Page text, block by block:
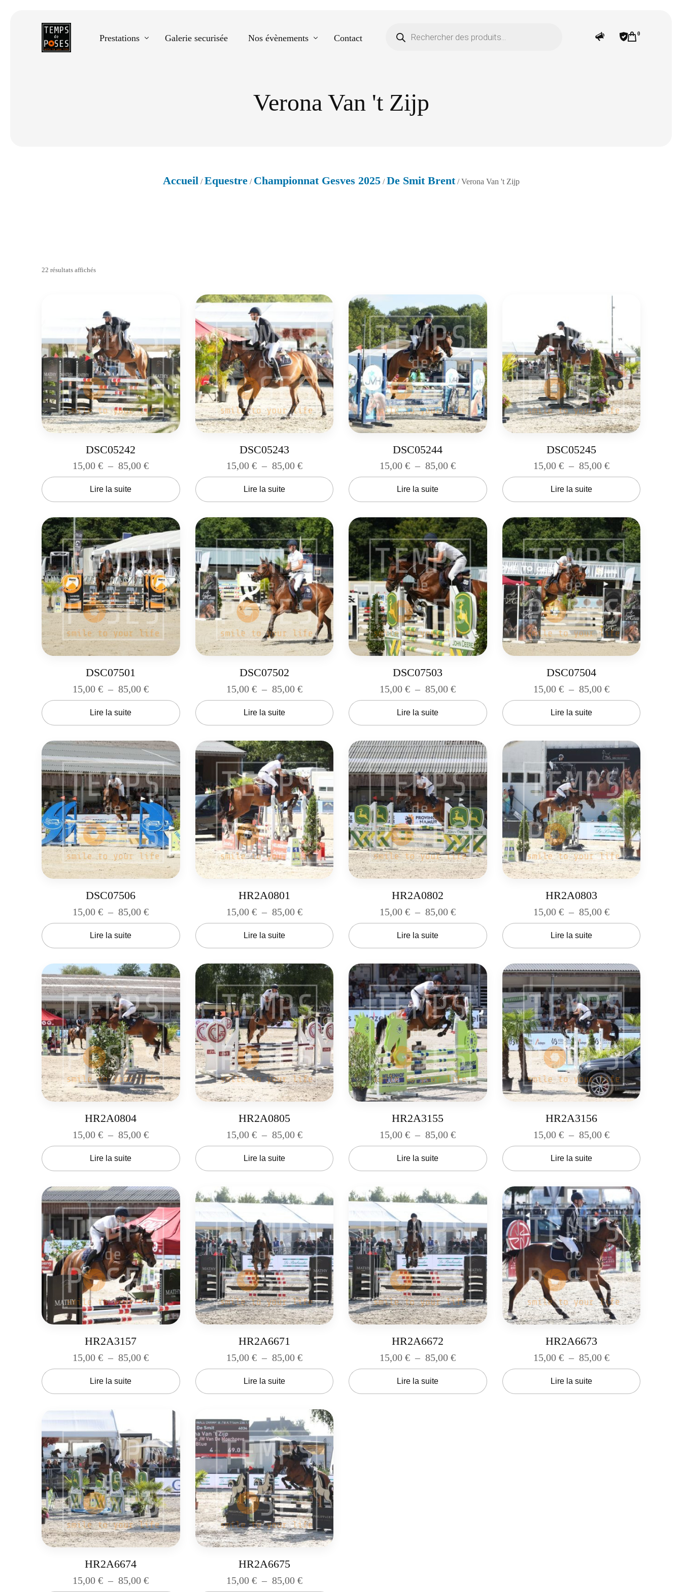
Prestations Galerie securisée Nos évènements
Equestre
Contact 0
Verona Van 't Zijp
Accueil /Equestre/ Championnat Gesves 2025/De Smit Brent/ Verona Van 't Zijp
22 résultats affichés
DSC05242
15,00€ – 85,00€
Lire la suite
DSC05243
15,00 € – 85,00 €
Lire la suite
DSC05244
15,00€ – 85,00€
Lire la suite
DSC05245
15,00 € – 85,00 €
Lire la suite
DSC07501
15,00€ – 85,00€
Lire la suite
DSC07502
15,00 € – 85,00 €
Lire la suite
DSC07503
15,00€ – 85,00€
Lire la suite
DSC07504
15,00 € – 85,00 €
Lire la suite
DSC07506
15,00€ – 85,00€
Lire la suite
HR2A0801
15,00 € – 85,00 €
Lire la suite
HR2A0802
15,00€ – 85,00€
Lire la suite
HR2A0803
15,00 € – 85,00 €
Lire la suite
HR2A0804
15,00€ – 85,00€
Lire la suite
HR2A0805
15,00 € – 85,00 €
Lire la suite
HR2A3155
15,00€ – 85,00€
Lire la suite
HR2A3156
15,00 € – 85,00 €
Lire la suite
HR2A3157
15,00€ – 85,00€
Lire la suite
HR2A6671
15,00 € – 85,00 €
Lire la suite
HR2A6672
15,00€ – 85,00€
Lire la suite
HR2A6673
15,00 € – 85,00 €
Lire la suite
HR2A6674
15,00€ – 85,00€
HR2A6675
15,00 € – 85,00 €